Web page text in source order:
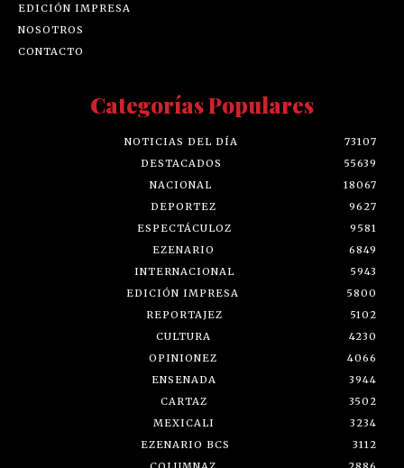
EDICIÓN IMPRESA
NOSOTROS
CONTACTO
Categorías Populares
NOTICIAS DEL DÍA
73107
DESTACADOS
55639
NACIONAL
18067
DEPORTEZ
9627
ESPECTÁCULOZ
9581
EZENARIO
6849
INTERNACIONAL
5943
EDICIÓN IMPRESA
5800
REPORTAJEZ
5102
CULTURA
4230
OPINIONEZ
4066
ENSENADA
3944
CARTAZ
3502
MEXICALI
3234
EZENARIO BCS
3112